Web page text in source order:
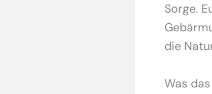
Sorge.
die
Was